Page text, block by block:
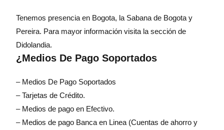
Tenemos presencia en Bogota, la Sabana de Bogota y
Pereira. Para mayor información visita la sección de
Didolandia.
¿Medios De Pago Soportados
– Medios De Pago Soportados
– Tarjetas de Crédito.
– Medios de pago en Efectivo.
– Medios de pago Banca en Linea (Cuentas de ahorro y